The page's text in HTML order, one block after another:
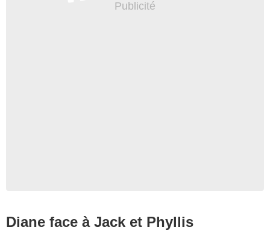
Diane face à Jack et Phyllis